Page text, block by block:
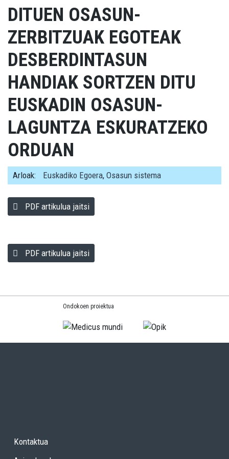
DITUEN OSASUN-
ZERBITZUAK EGOTEAK
DESBERDINTASUN
HANDIAK SORTZEN DITU
EUSKADIN OSASUN-
LAGUNTZA ESKURATZEKO
ORDUAN
Arloak: Euskadiko Egoera, Osasun sistema
PDF artikulua jaitsi
PDF artikulua jaitsi
Ondokoen proiektua
Kontaktua